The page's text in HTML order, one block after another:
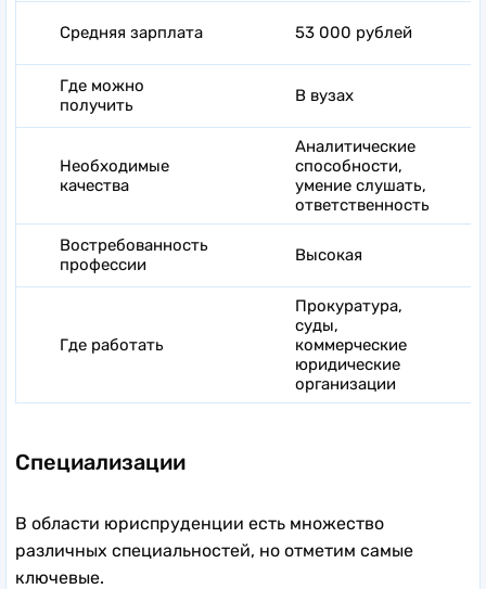
Средняя зарплата 53 000 рублей
Где можно
получить
В вузах
Необходимые
качества
Аналитические
способности,
умение слушать,
ответственность
Востребованность
профессии
Высокая
Где работать
Прокуратура,
суды,
коммерческие
юридические
организации
Специализации
В области юриспруденции есть множество
различных специальностей, но отметим самые
ключевые.